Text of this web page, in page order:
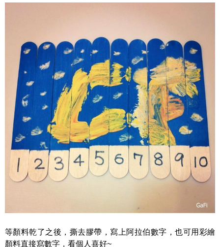
等顏料乾了之後，撕去膠帶，寫上阿拉伯數字，也可用彩繪
顏料直接寫數字，看個人喜好~